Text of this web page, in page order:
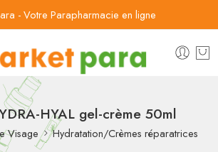
- Votre Parapharmacie en ligne
HYAL gel-crème 50ml
Visage Hydratation/Crèmes réparatrices